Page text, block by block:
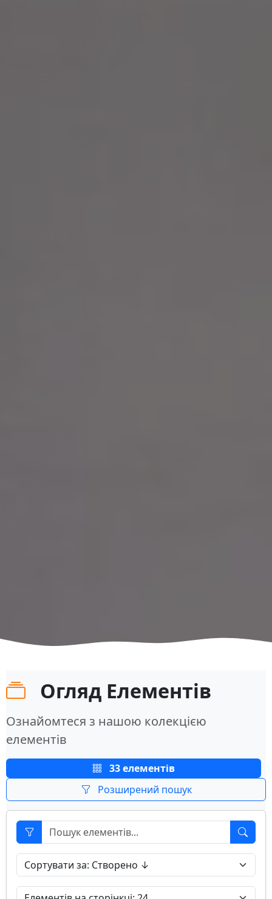
Огляд Елементів
Ознайомтеся з нашою колекцією
елементів
33 елементів
Розширений пошук